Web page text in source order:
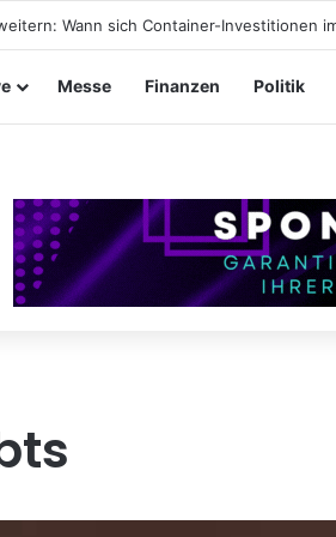
im Mittelstand: Absperrkonzepte für
Messe Finanzen Politik